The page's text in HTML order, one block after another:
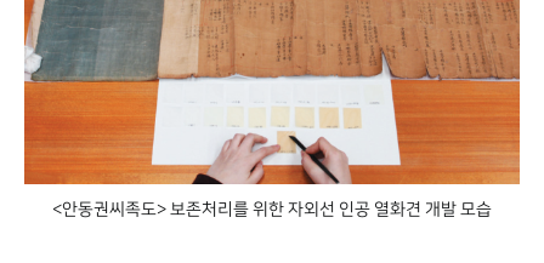
<안동권씨족도> 보존처리를 위한 자외선 인공 열화견 개발 모습